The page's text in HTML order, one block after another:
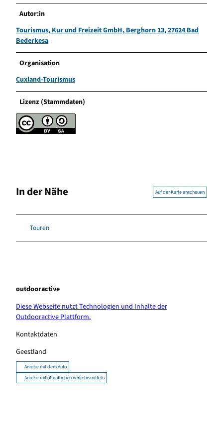
Autor:in
Tourismus, Kur und Freizeit GmbH, Berghorn 13, 27624 Bad
Bederkesa
Organisation
Cuxland-Tourismus
Lizenz (Stammdaten)
In der Nähe Auf der Karte anschauen
Touren
outdooractive
Diese Webseite nutzt Technologien und Inhalte der
Outdooractive Plattform.
Kontaktdaten
Geestland
Anreise mit dem Auto
Anreise mit öffentlichen Verkehrsmitteln